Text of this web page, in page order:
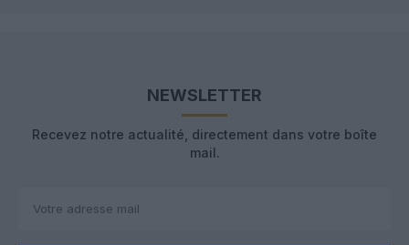
NEWSLETTER
Recevez notre actualité, directement dans votre boîte
mail.